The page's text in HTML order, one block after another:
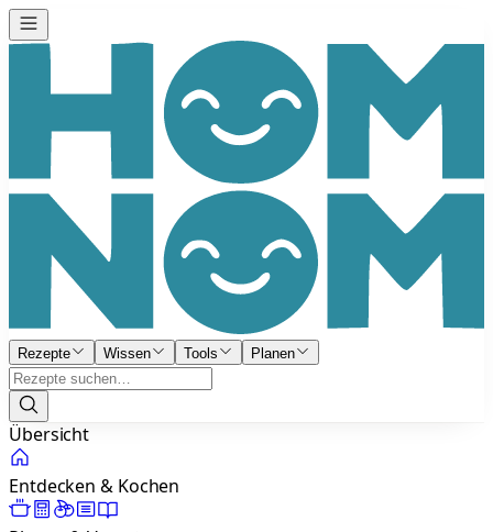
Rezepte Wissen Tools Planen
Übersicht
Entdecken & Kochen